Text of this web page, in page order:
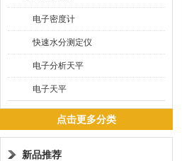
电子密度计
快速水分测定仪
电子分析天平
电子天平
点击更多分类
新品推荐